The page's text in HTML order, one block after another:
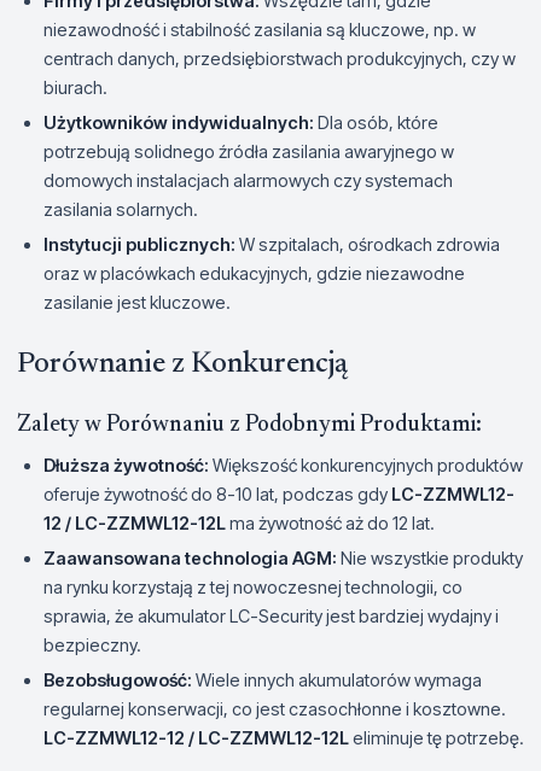
niezawodność i stabilność zasilania są kluczowe, np. w
centrach danych, przedsiębiorstwach produkcyjnych, czy w
biurach.
Użytkowników indywidualnych: Dla osób, które
potrzebują solidnego źródła zasilania awaryjnego w
domowych instalacjach alarmowych czy systemach
zasilania solarnych.
Instytucji publicznych: W szpitalach, ośrodkach zdrowia
oraz w placówkach edukacyjnych, gdzie niezawodne
zasilanie jest kluczowe.
Porównanie z Konkurencją
Zalety w Porównaniu z Podobnymi Produktami:
Dłuższa żywotność: Większość konkurencyjnych produktów
oferuje żywotność do 8-10 lat, podczas gdy LC-ZZMWL12-
12 / LC-ZZMWL12-12Lma żywotność aż do 12 lat.
Zaawansowana technologia AGM: Nie wszystkie produkty
na rynku korzystają z tej nowoczesnej technologii, co
sprawia, że akumulator LC-Security jest bardziej wydajny i
bezpieczny.
Bezobsługowość: Wiele innych akumulatorów wymaga
regularnej konserwacji, co jest czasochłonne i kosztowne.
LC-ZZMWL12-12 / LC-ZZMWL12-12Leliminuje tę potrzebę.